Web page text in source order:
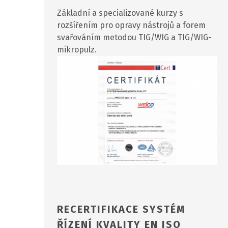
Základní a specializované kurzy s
rozšířením pro opravy nástrojů a forem
svařováním metodou TIG/WIG a TIG/WIG-
mikropulz.
RECERTIFIKACE SYSTÉM
ŘÍZENÍ KVALITY EN ISO